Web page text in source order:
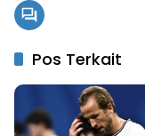
Pos Terkait